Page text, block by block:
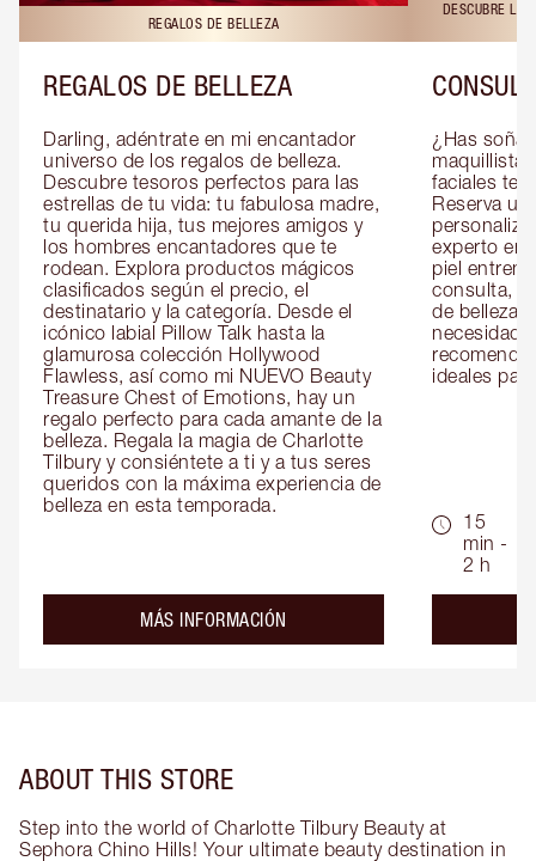
REGALOS DE BELLEZA
REGALOS DE BELLEZA
Darling, adéntrate en mi encantador
universo de los regalos de belleza.
Descubre tesoros perfectos para las
estrellas de tu vida: tu fabulosa madre,
tu querida hija, tus mejores amigos y
los hombres encantadores que te
rodean. Explora productos mágicos
clasificados según el precio, el
destinatario y la categoría. Desde el
icónico labial Pillow Talk hasta la
glamurosa colección Hollywood
Flawless, así como mi NUEVO Beauty
Treasure Chest of Emotions, hay un
regalo perfecto para cada amante de la
belleza. Regala la magia de Charlotte
Tilbury y consiéntete a ti y a tus seres
queridos con la máxima experiencia de
belleza en esta temporada.
MÁS INFORMACIÓN
DESCUBRE
¿Has
maquillista
faciales te
Reserva
experto en
piel
consulta,
de belleza
ideales
15
min -
2 h
ABOUT THIS STORE
Step into the world of Charlotte Tilbury Beauty at
Sephora Chino Hills! Your ultimate beauty destination in